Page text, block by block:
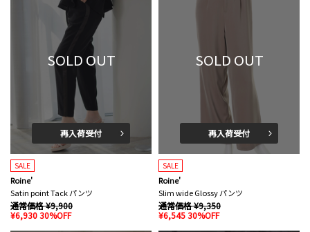
SOLD OUT
再入荷受付
SALE
Roine'
Satin point Tack パンツ
通常価格 ¥9,900
¥6,930 30%OFF
SOLD OUT
再入荷受付
SALE
Roine'
Slim wide Glossy パンツ
通常価格 ¥9,350
¥6,545 30%OFF